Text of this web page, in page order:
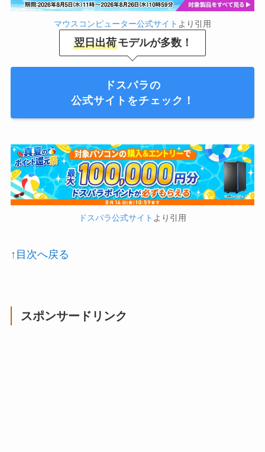
マウスコンピューター公式サイト より引用
翌日出荷モデルが多数！
ドスパラの
公式サイトをチェック！
ドスパラ公式サイト より引用
↑目次へ戻る
スポンサードリンク